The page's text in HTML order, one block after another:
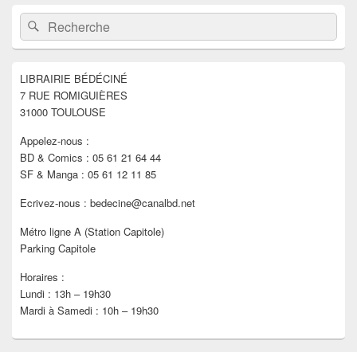
Zone
principale
de
widget
barre
latérale
Recherche :Rechercher
LIBRAIRIE BÉDÉCINÉ
7 RUE ROMIGUIÈRES
31000 TOULOUSE
Appelez-nous :
BD & Comics : 05 61 21 64 44
SF & Manga : 05 61 12 11 85
Ecrivez-nous : bedecine@canalbd.net
Métro ligne A (Station Capitole)
Parking Capitole
Horaires :
Lundi : 13h – 19h30
Mardi à Samedi : 10h – 19h30